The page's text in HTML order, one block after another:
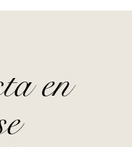
en